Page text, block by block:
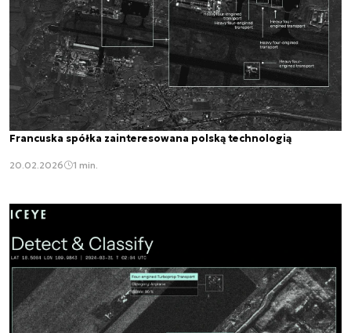
Francuska spółka zainteresowana polską technologią
20.02.2026 1 min.